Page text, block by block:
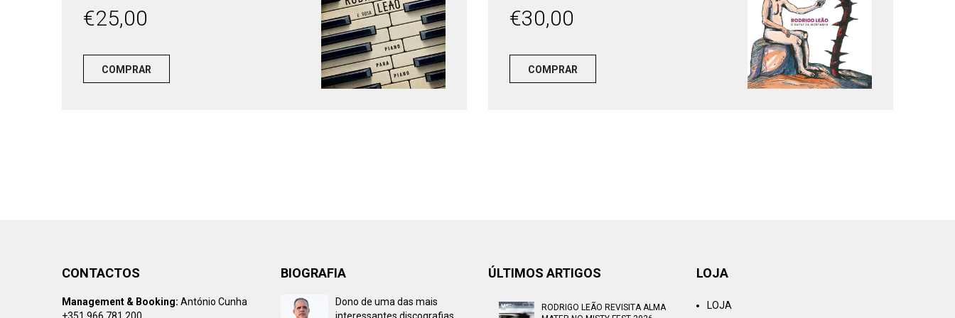
€25,00
COMPRAR
€30,00
COMPRAR
CONTACTOS
Management & Booking: António Cunha
BIOGRAFIA
Dono de uma das mais
ÚLTIMOS ARTIGOS
RODRIGO LEÃO REVISITA ALMA
LOJA
LOJA